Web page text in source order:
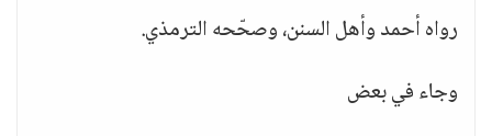
رواه أحمد وأهل السنن، وصحّحه الترمذي.
وجاء في بعض